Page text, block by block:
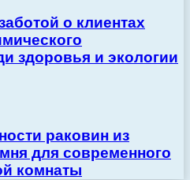
о клиентах
здоровья и экологии
раковин из
для современного
комнаты